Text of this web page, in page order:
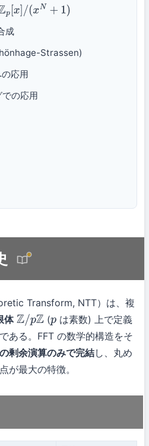
p[x]/ ( xN+ )
成
Strassen)
応用
での応用
Transform, NTT）は、複
体 Z/pZ (p は素数) 上で定義
ある。FFT の数学的構造をそ
剰余演算のみで完結し、丸め
が最大の特徴。